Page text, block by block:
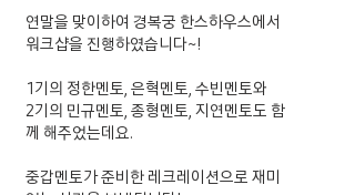
연말을 맞이하여 경복궁 한스하우스에서
워크샵을 진행하였습니다~!
1기의 정한멘토, 은혁멘토, 수빈멘토와
2기의 민규멘토, 종형멘토, 지연멘토도 함
께 해주었는데요.
​중갑멘토가 준비한 레크레이션으로 재미